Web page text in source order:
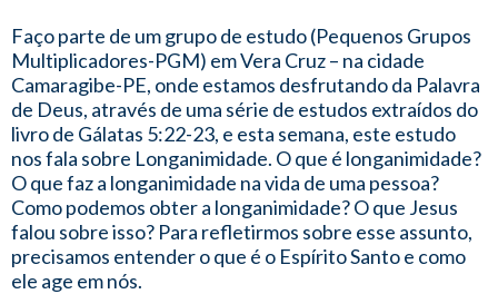
Faço parte de um grupo de estudo (Pequenos Grupos
Multiplicadores-PGM) em Vera Cruz – na cidade
Camaragibe-PE, onde estamos desfrutando da Palavra
de Deus, através de uma série de estudos extraídos do
livro de Gálatas 5:22-23, e esta semana, este estudo
nos fala sobre Longanimidade. O que é longanimidade?
O que faz a longanimidade na vida de uma pessoa?
Como podemos obter a longanimidade? O que Jesus
falou sobre isso? Para refletirmos sobre esse assunto,
precisamos entender o que é o Espírito Santo e como
ele age em nós.